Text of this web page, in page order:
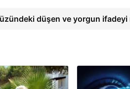
düşen ve yorgun